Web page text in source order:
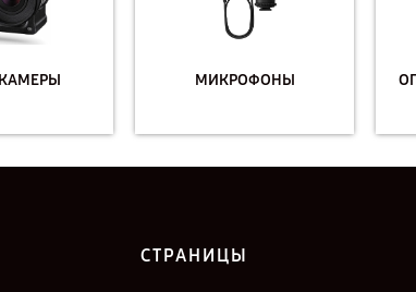
МИКРОФОНЫ
СТРАНИЦЫ